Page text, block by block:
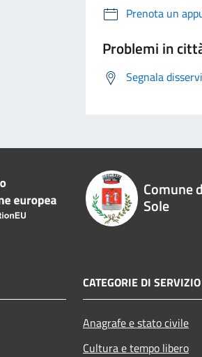
Prenota un
Problemi in
Segnala
Comune
Sole
CATEGORIE DI SERVIZIO
Anagrafe e stato civile
Cultura e tempo libero